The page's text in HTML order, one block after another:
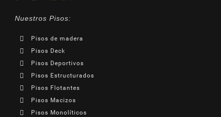
Nuestros Pisos:
Pisos de madera
Pisos Deck
Pisos Deportivos
Pisos Estructurados
Pisos Flotantes
Pisos Macizos
Pisos Monolíticos